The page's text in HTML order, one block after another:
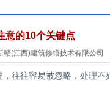
意的10个关键点
(江西)建筑修缮技术有限公司
往往容易被忽略，处理